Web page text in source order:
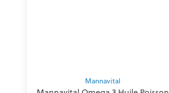
Mannavital